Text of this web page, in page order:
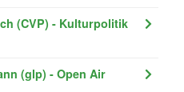
(CVP) - Kulturpolitik
(glp) - Open Air